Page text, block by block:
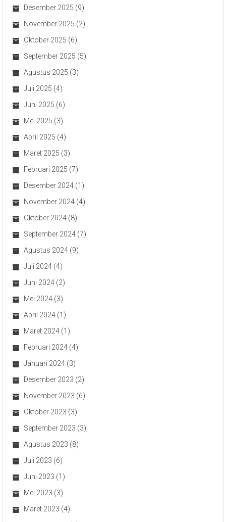
Desember 2025 (9)
November 2025 (2)
Oktober 2025 (6)
September 2025 (5)
Agustus 2025 (3)
Juli 2025 (4)
Juni 2025 (6)
Mei 2025 (3)
April 2025 (4)
Maret 2025 (3)
Februari 2025 (7)
Desember 2024 (1)
November 2024 (4)
Oktober 2024 (8)
September 2024 (7)
Agustus 2024 (9)
Juli 2024 (4)
Juni 2024 (2)
Mei 2024 (3)
April 2024 (1)
Maret 2024 (1)
Februari 2024 (4)
Januari 2024 (3)
Desember 2023 (2)
November 2023 (6)
Oktober 2023 (3)
September 2023 (3)
Agustus 2023 (8)
Juli 2023 (6)
Juni 2023 (1)
Mei 2023 (3)
Maret 2023 (4)